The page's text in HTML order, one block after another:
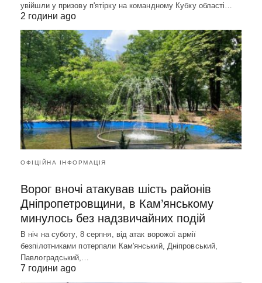
увійшли у призову п'ятірку на командному Кубку області…
2 години ago
ОФІЦІЙНА ІНФОРМАЦІЯ
Ворог вночі атакував шість районів
Дніпропетровщини, в Кам’янському
минулось без надзвичайних подій
В ніч на суботу, 8 серпня, від атак ворожої армії
безпілотниками потерпали Кам'янський, Дніпровський,
Павлоградський,…
7 години ago